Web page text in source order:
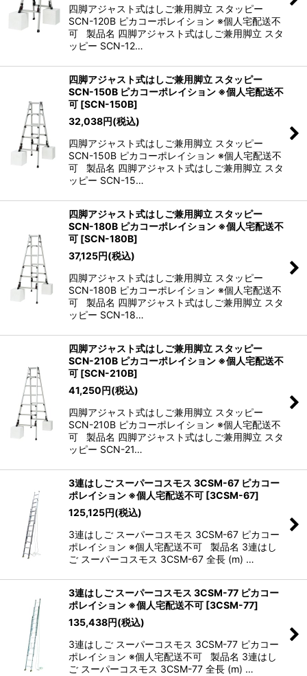
四脚アジャスト式はしご兼用脚立 スタッピー
SCN-120B ピカコーポレイション ※個人宅配送不
可 製品名 四脚アジャスト式はしご兼用脚立 スタ
ッピー SCN-12…
四脚アジャスト式はしご兼用脚立 スタッピー
SCN-150B ピカコーポレイション ※個人宅配送不
可 [SCN-150B]
32,038円(税込)
四脚アジャスト式はしご兼用脚立 スタッピー
SCN-150B ピカコーポレイション ※個人宅配送不
可 製品名 四脚アジャスト式はしご兼用脚立 スタ
ッピー SCN-15…
四脚アジャスト式はしご兼用脚立 スタッピー
SCN-180B ピカコーポレイション ※個人宅配送不
可 [SCN-180B]
37,125円(税込)
四脚アジャスト式はしご兼用脚立 スタッピー
SCN-180B ピカコーポレイション ※個人宅配送不
可 製品名 四脚アジャスト式はしご兼用脚立 スタ
ッピー SCN-18…
四脚アジャスト式はしご兼用脚立 スタッピー
SCN-210B ピカコーポレイション ※個人宅配送不
可 [SCN-210B]
41,250円(税込)
四脚アジャスト式はしご兼用脚立 スタッピー
SCN-210B ピカコーポレイション ※個人宅配送不
可 製品名 四脚アジャスト式はしご兼用脚立 スタ
ッピー SCN-21…
3連はしご スーパーコスモス 3CSM-67 ピカコー
ポレイション ※個人宅配送不可 [3CSM-67]
125,125円(税込)
3連はしご スーパーコスモス 3CSM-67 ピカコー
ポレイション ※個人宅配送不可 製品名 3連はし
ご スーパーコスモス 3CSM-67 全長 (m) …
3連はしご スーパーコスモス 3CSM-77 ピカコー
ポレイション ※個人宅配送不可 [3CSM-77]
135,438円(税込)
3連はしご スーパーコスモス 3CSM-77 ピカコー
ポレイション ※個人宅配送不可 製品名 3連はし
ご スーパーコスモス 3CSM-77 全長 (m) …